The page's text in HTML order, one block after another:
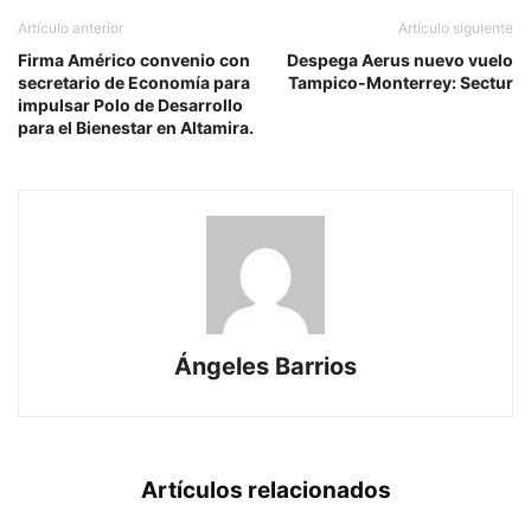
Artículo anterior
Firma Américo convenio con
secretario de Economía para
impulsar Polo de Desarrollo
para el Bienestar en Altamira.
Artículo siguiente
Despega Aerus nuevo vuelo
Tampico-Monterrey: Sectur
Ángeles Barrios
Artículos relacionados